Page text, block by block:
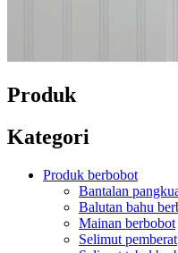
Produk
Kategori
Produk berbobot
Bantalan
Balutan bahu
Mainan berbobot
Selimut pemberat